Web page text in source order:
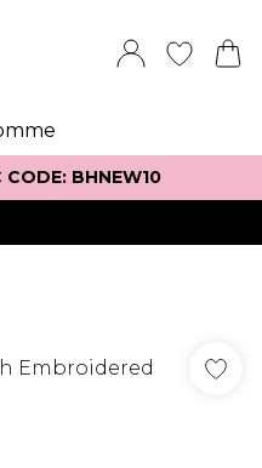
CODE: BHNEW10
Embroidered